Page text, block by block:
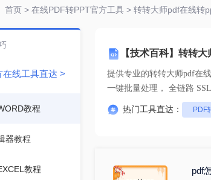
首页> 在线PDF转PPT官方工具> 转转大师pdf在线转
【技术百科】转转
提供专业的转转大师pdf在
一键批量处理
热门工具直达： PDF
在线工具直达 >
教程
器教程
教程 pdf